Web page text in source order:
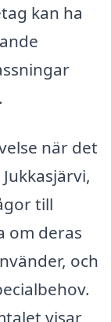
kan ha
när det
till
om deras
och